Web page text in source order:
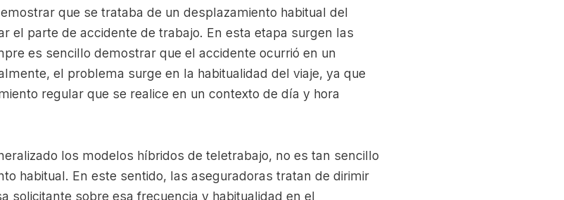
que se trataba de un desplazamiento habitual del
el parte de accidente de trabajo. En esta etapa surgen las
es sencillo demostrar que el accidente ocurrió en un
el problema surge en la habitualidad del viaje, ya que
regular que se realice en un contexto de día y hora
los modelos híbridos de teletrabajo, no es tan sencillo
habitual. En este sentido, las aseguradoras tratan de dirimir
solicitante sobre esa frecuencia y habitualidad en el